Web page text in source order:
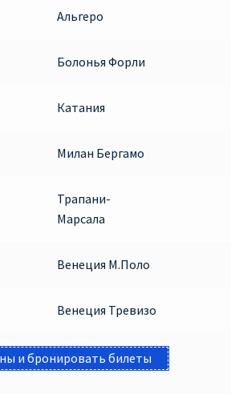
Альгеро
Болонья Форли
Катания
Милан Бергамо
Трапани-
Марсала
Венеция М.Поло
Венеция Тревизо
и бронировать билеты